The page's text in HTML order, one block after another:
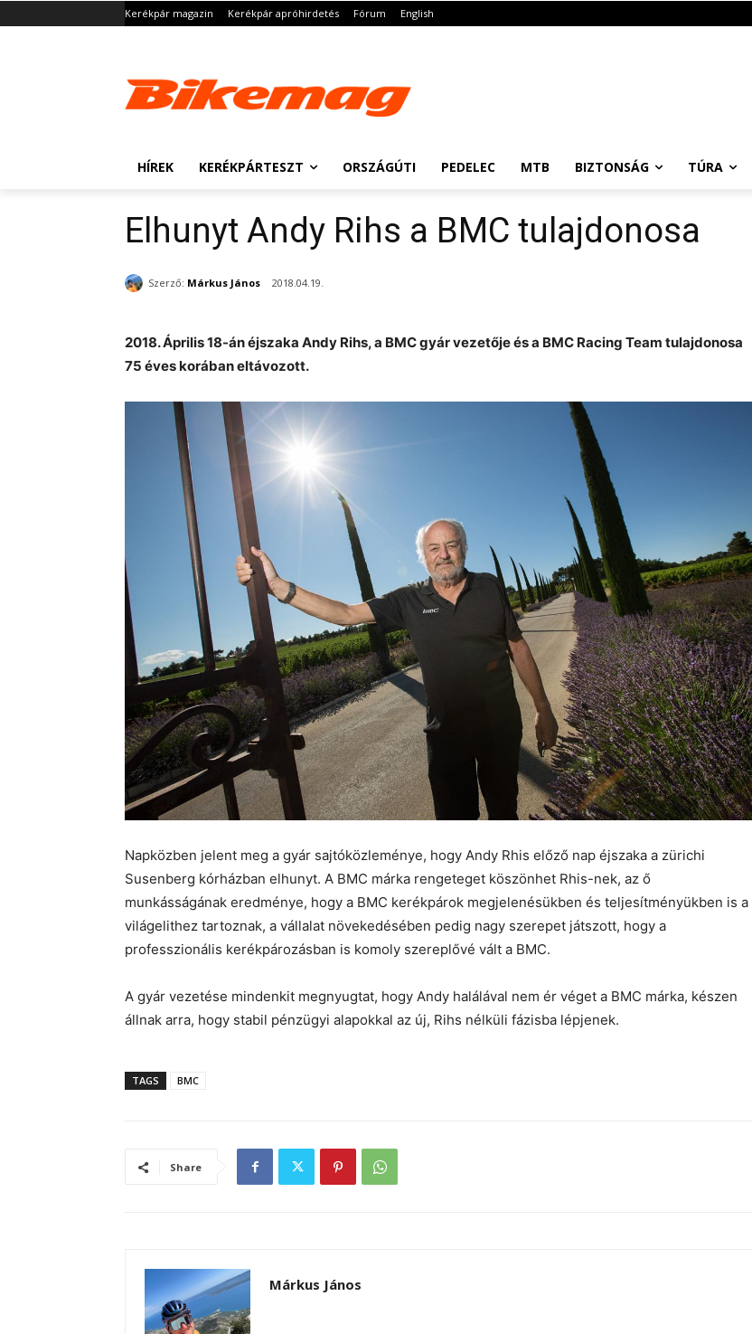
Kerékpár magazin Kerékpár apróhirdetés Fórum English
HÍREK KERÉKPÁRTESZT ORSZÁGÚTI PEDELEC MTB BIZTONSÁG TÚRA
Elhunyt Andy Rihs a BMC tulajdonosa
Szerző: Márkus János 2018.04.19.
2018. Április 18-án éjszaka Andy Rihs, a BMC gyár vezetője és a BMC Racing Team tulajdonosa
75 éves korában eltávozott.
Napközben jelent meg a gyár sajtóközleménye, hogy Andy Rhis előző nap éjszaka a zürichi
Susenberg kórházban elhunyt. A BMC márka rengeteget köszönhet Rhis-nek, az ő
munkásságának eredménye, hogy a BMC kerékpárok megjelenésükben és teljesítményükben is a
világelithez tartoznak, a vállalat növekedésében pedig nagy szerepet játszott, hogy a
professzionális kerékpározásban is komoly szereplővé vált a BMC.
A gyár vezetése mindenkit megnyugtat, hogy Andy halálával nem ér véget a BMC márka, készen
állnak arra, hogy stabil pénzügyi alapokkal az új, Rihs nélküli fázisba lépjenek.
TAGS BMC
Share
Márkus János